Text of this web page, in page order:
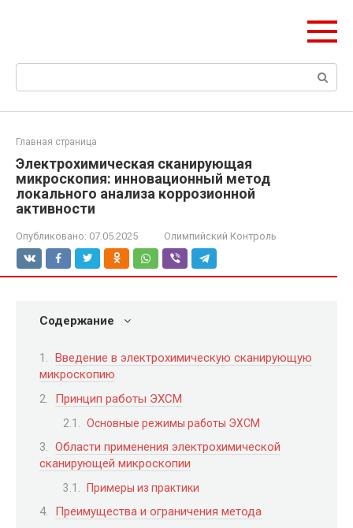
Поиск:
Главная страница
Электрохимическая сканирующая
микроскопия: инновационный метод
локального анализа коррозионной
активности
Опубликовано: 07.05.2025 Олимпийский Контроль
Содержание
Введение в электрохимическую сканирующую
микроскопию
Принцип работы ЭХСМ
Основные режимы работы ЭХСМ
Области применения электрохимической
сканирующей микроскопии
Примеры из практики
Преимущества и ограничения метода